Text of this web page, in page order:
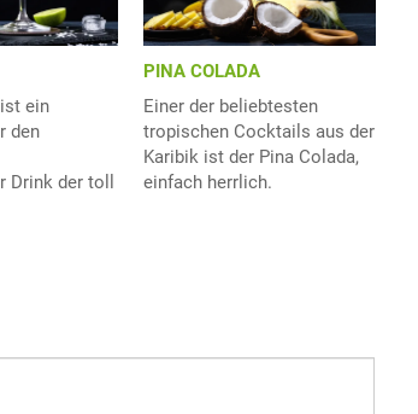
ein
den
Drink der toll
PINA COLADA
Einer der beliebtesten
tropischen Cocktails aus der
Karibik ist der Pina Colada,
einfach herrlich.